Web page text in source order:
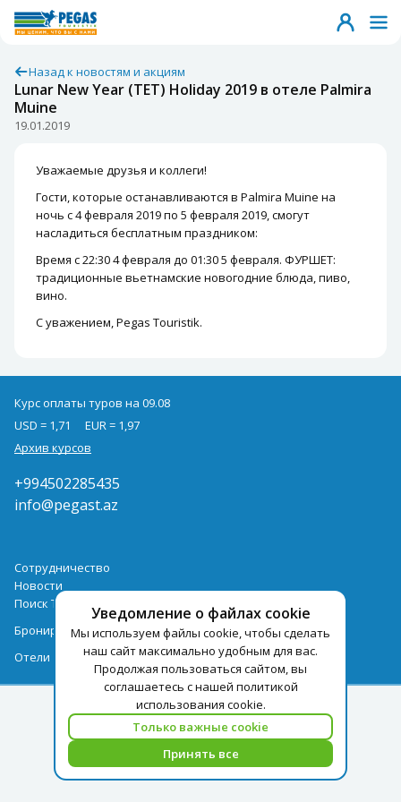
Назад к новостям и акциям
Lunar New Year (TET) Holiday 2019 в отеле Palmira
Muine
19.01.2019
Уважаемые друзья и коллеги!
Гости, которые останавливаются в Palmira Muine на
ночь с 4 февраля 2019 по 5 февраля 2019, смогут
насладиться бесплатным праздником:
Время с 22:30 4 февраля до 01:30 5 февраля. ФУРШЕТ:
традиционные вьетнамские новогодние блюда, пиво,
вино.
С уважением, Pegas Touristik.
Уведомление о файлах cookie
Мы используем файлы cookie, чтобы сделать
наш сайт максимально удобным для вас.
Продолжая пользоваться сайтом, вы
соглашаетесь с нашей политикой
использования cookie.
Только важные cookie
Принять все
Курс оплаты туров на 09.08
USD = 1,71
EUR = 1,97
Архив курсов
+994502285435
info@pegast.az
Сотрудничество
Новости
Поиск Тура
Бронирование Отелей
Отели